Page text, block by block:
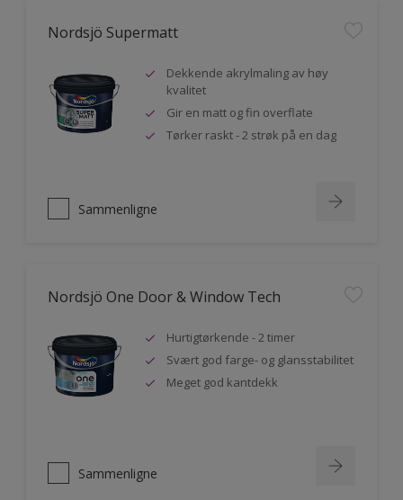
Nordsjö Supermatt
Dekkende akrylmaling av høy
kvalitet
Gir en matt og fin overflate
Tørker raskt - 2 strøk på en dag
Sammenligne
Nordsjö One Door & Window Tech
Hurtigtørkende - 2 timer
Svært god farge- og glansstabilitet
Meget god kantdekk
Sammenligne